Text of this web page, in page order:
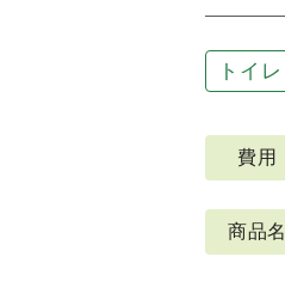
トイレ
費用
商品名